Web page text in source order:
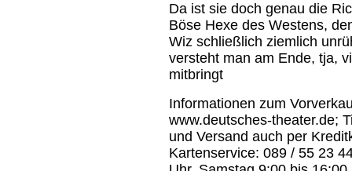
Da ist sie doch genau die
Böse Hexe des Westens,
Wiz schließlich ziemlich
versteht man am Ende, tja,
mitbringt
Informationen zum
www.deutsches-theater.de;
und Versand auch per
Kartenservice: 089 / 55 23